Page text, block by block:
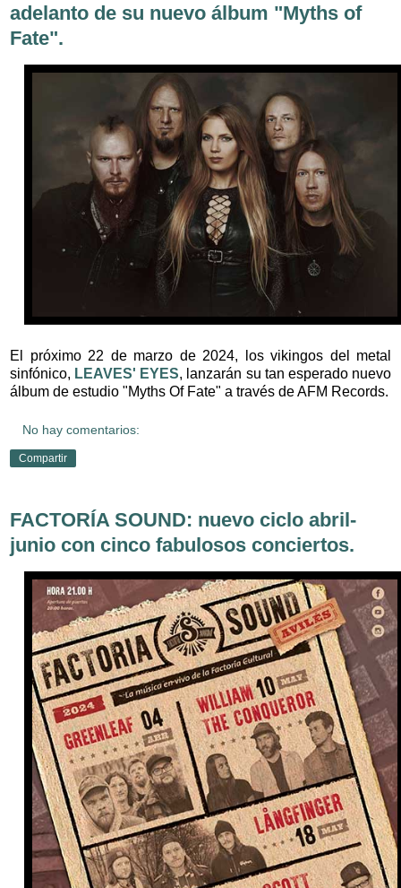
adelanto de su nuevo álbum "Myths of
Fate".
El próximo 22 de marzo de 2024, los vikingos del metal
sinfónico, LEAVES' EYES, lanzarán su tan esperado nuevo
álbum de estudio "Myths Of Fate" a través de AFM Records.
No hay comentarios:
Compartir
FACTORÍA SOUND: nuevo ciclo abril-
junio con cinco fabulosos conciertos.